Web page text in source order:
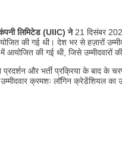
लिमिटेड (UIIC) ने21 दिसंबर
की गई थी। देश भर से हज़ारों
की गई थी, जिसे उम्मीदवारों
प्रदर्शन और भर्ती प्रक्रिया के
क्रमशः लॉगिन क्रेडेंशियल